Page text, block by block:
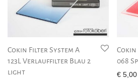
Cokin Filter System A
123L Verlauffilter Blau 2
light
Cokin
068
€ 5,00